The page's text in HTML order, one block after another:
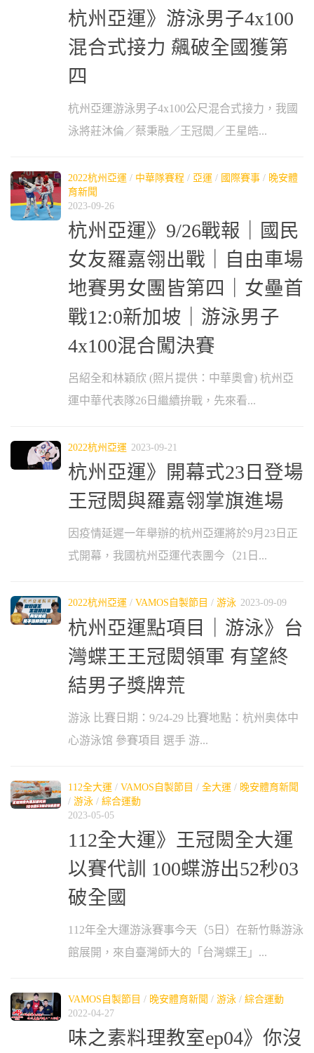
杭州亞運》游泳男子4x100
混合式接力 飆破全國獲第
四
杭州亞運游泳男子4x100公尺混合式接力，我國
泳將莊沐倫／蔡秉融／王冠閎／王星皓...
2022杭州亞運 / 中華隊賽程 / 亞運 / 國際賽事 / 晚安體
育新聞
2023-09-26
杭州亞運》9/26戰報｜國民
女友羅嘉翎出戰｜自由車場
地賽男女團皆第四｜女壘首
戰12:0新加坡｜游泳男子
4x100混合闖決賽
呂紹全和林穎欣 (照片提供：中華奧會) 杭州亞
運中華代表隊26日繼續拚戰，先來看...
2022杭州亞運 2023-09-21
杭州亞運》開幕式23日登場
王冠閎與羅嘉翎掌旗進場
因疫情延遲一年舉辦的杭州亞運將於9月23日正
式開幕，我國杭州亞運代表團今（21日...
2022杭州亞運 / VAMOS自製節目 / 游泳 2023-09-09
杭州亞運點項目｜游泳》台
灣蝶王王冠閎領軍 有望終
結男子獎牌荒
游泳 比賽日期：9/24-29 比賽地點：杭州奥体中
心游泳馆 參賽項目 選手 游...
112全大運 / VAMOS自製節目 / 全大運 / 晚安體育新聞
/ 游泳 / 綜合運動
2023-05-05
112全大運》王冠閎全大運
以賽代訓 100蝶游出52秒03
破全國
112年全大運游泳賽事今天（5日）在新竹縣游泳
館展開，來自臺灣師大的「台灣蝶王」...
VAMOS自製節目 / 晚安體育新聞 / 游泳 / 綜合運動
2022-04-27
味之素料理教室ep04》你沒